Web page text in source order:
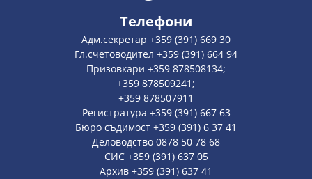
Телефони
Адм.секретар +359 (391) 669 30
Гл.счетоводител +359 (391) 664 94
Призовкари +359 878508134;
+359 878509241;
+359 878507911
Регистратура +359 (391) 667 63
Бюро съдимост +359 (391) 6 37 41
Деловодство 0878 50 78 68
СИС +359 (391) 637 05
Архив +359 (391) 637 41